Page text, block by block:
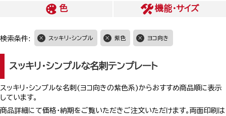
色
機能・サイズ
検索条件: スッキリ・シンプル 紫色 ヨコ向き
スッキリ・シンプルな名刺テンプレート
スッキリ・シンプルな名刺(ヨコ向きの紫色系)からおすすめ商品順に表示
しています。
商品詳細にて価格・納期をご覧いただきご注文いただけます。両面印刷は